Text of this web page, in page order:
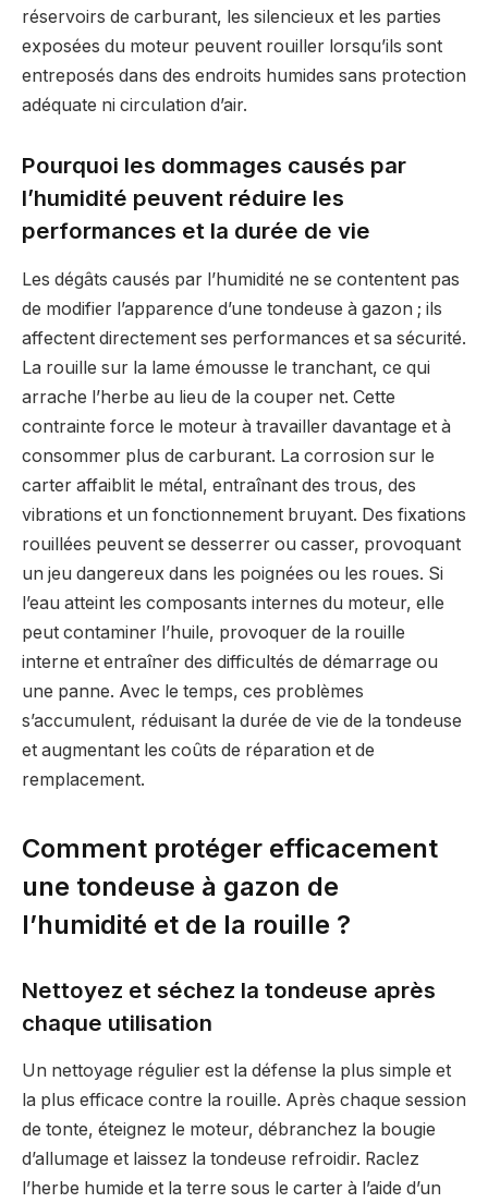
réservoirs de carburant, les silencieux et les parties
exposées du moteur peuvent rouiller lorsqu’ils sont
entreposés dans des endroits humides sans protection
adéquate ni circulation d’air.
Pourquoi les dommages causés par
l’humidité peuvent réduire les
performances et la durée de vie
Les dégâts causés par l’humidité ne se contentent pas
de modifier l’apparence d’une tondeuse à gazon ; ils
affectent directement ses performances et sa sécurité.
La rouille sur la lame émousse le tranchant, ce qui
arrache l’herbe au lieu de la couper net. Cette
contrainte force le moteur à travailler davantage et à
consommer plus de carburant. La corrosion sur le
carter affaiblit le métal, entraînant des trous, des
vibrations et un fonctionnement bruyant. Des fixations
rouillées peuvent se desserrer ou casser, provoquant
un jeu dangereux dans les poignées ou les roues. Si
l’eau atteint les composants internes du moteur, elle
peut contaminer l’huile, provoquer de la rouille
interne et entraîner des difficultés de démarrage ou
une panne. Avec le temps, ces problèmes
s’accumulent, réduisant la durée de vie de la tondeuse
et augmentant les coûts de réparation et de
remplacement.
Comment protéger efficacement
une tondeuse à gazon de
l’humidité et de la rouille ?
Nettoyez et séchez la tondeuse après
chaque utilisation
Un nettoyage régulier est la défense la plus simple et
la plus efficace contre la rouille. Après chaque session
de tonte, éteignez le moteur, débranchez la bougie
d’allumage et laissez la tondeuse refroidir. Raclez
l’herbe humide et la terre sous le carter à l’aide d’un